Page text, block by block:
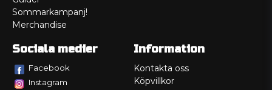
Sommarkampanj!
Merchandise
Sociala medier
Facebook
Instagram
Information
Kontakta oss
Köpvillkor